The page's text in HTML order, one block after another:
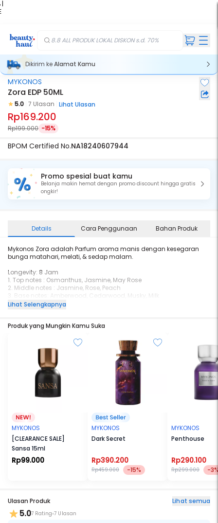
|
8.8 ALL PRODUK LOKAL DISKON s.d. 70%
Dikirim keAlamat Kamu
MYKONOS
Zora EDP 50ML
5.0 7 Ulasan Lihat Ulasan
Rp169.200
Rp199.000 -15%
BPOM Certified No.NA18240607944
Promo spesial buat kamu
Belanja makin hemat dengan promo discount hingga gratis
ongkir!
Details Cara Penggunaan Bahan Produk
Mykonos Zora adalah Parfum aroma manis dengan kesegaran
bunga matahari, melati, & sedap malam.
Longevity: 8 Jam
1. Top notes : Osmanthus, Jasmine, May Rose
2. Middle notes : Jasmine, Rose, Peach
3. Base notes: Amberwood, Cedarwood, Musky, Milk
Lihat Selengkapnya
Produk yang Mungkin Kamu Suka
MYKONOS
[CLEARANCE SALE]
Sansa 15ml
Rp99.000
MYKONOS
Dark Secret
Rp390.200
Rp459.000 -15%
MYKONOS
Penthouse
Rp290.100
Rp299.000 -
Ulasan Produk Lihat semua
5.07 Rating 7 Ulasan